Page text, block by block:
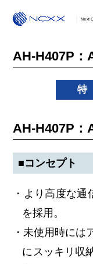
Next
AH-H407P：
特
AH-H407P：
■コンセプト
・より高度な
を採用。
・未使用時には
にスッキリ収